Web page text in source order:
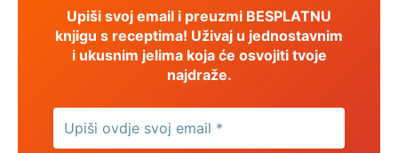
Upiši svoj email i preuzmi BESPLATNU
knjigu s receptima! Uživaj u jednostavnim
i ukusnim jelima koja će osvojiti tvoje
najdraže.